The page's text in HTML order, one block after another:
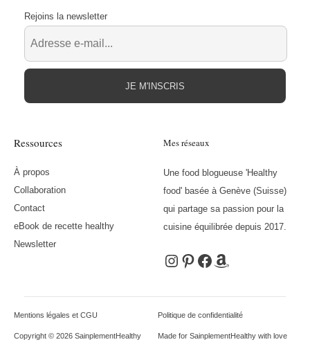
Ressources
À propos
Collaboration
Contact
eBook de recette healthy
Newsletter
Mes réseaux
Une food blogueuse 'Healthy
food' basée à Genève (Suisse)
qui partage sa passion pour la
cuisine équilibrée depuis 2017.
Instagram
Pinterest
Facebook
Amazon
Rejoins la newsletter
JE M'INSCRIS
Mentions légales et CGU Politique de confidentialité
Copyright © 2026 SainplementHealthy Made for SainplementHealthy with love